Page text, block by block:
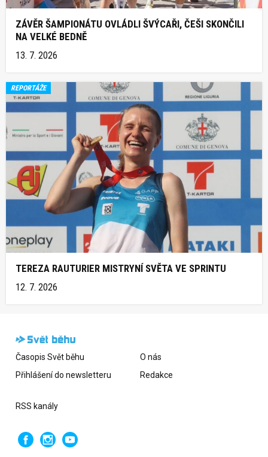
ZÁVĚR ŠAMPIONÁTU OVLÁDLI ŠVÝCAŘI, ČEŠI SKONČILI
NA VELKÉ BEDNĚ
13. 7. 2026
REPORTÁŽE
TEREZA RAUTURIER MISTRYNÍ SVĚTA VE SPRINTU
12. 7. 2026
Časopis Svět běhu
Přihlášení do newsletteru
O nás
Redakce
RSS kanály